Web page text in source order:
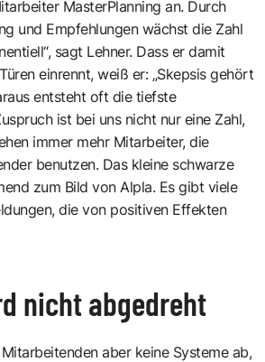
MasterPlanning an. Durch
und Empfehlungen wächst die Zahl
sagt Lehner. Dass er damit
einrennt, weiß er: „Skepsis gehört
entsteht oft die tiefste
ist bei uns nicht nur eine Zahl,
immer mehr Mitarbeiter, die
benutzen. Das kleine schwarze
zum Bild von Alpla. Es gibt viele
die von positiven Effekten
nicht abgedreht
aber keine Systeme ab,